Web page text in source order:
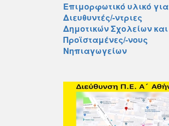
Επιμορφωτικό υλικό για
Διευθυντές/-ντριες
Δημοτικών Σχολείων και
Προϊσταμένες/-νους
Νηπιαγωγείων